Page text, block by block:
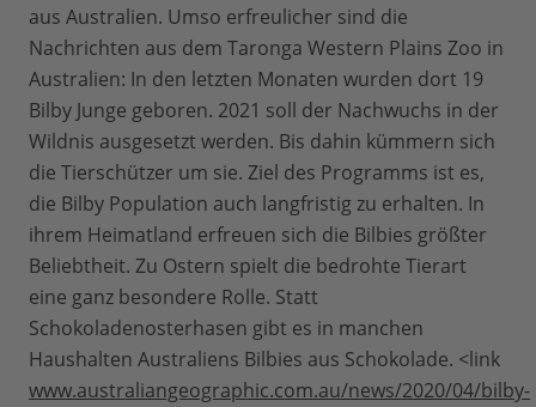
aus Australien. Umso erfreulicher sind die
Nachrichten aus dem Taronga Western Plains Zoo in
Australien: In den letzten Monaten wurden dort 19
Bilby Junge geboren. 2021 soll der Nachwuchs in der
Wildnis ausgesetzt werden. Bis dahin kümmern sich
die Tierschützer um sie. Ziel des Programms ist es,
die Bilby Population auch langfristig zu erhalten. In
ihrem Heimatland erfreuen sich die Bilbies größter
Beliebtheit. Zu Ostern spielt die bedrohte Tierart
eine ganz besondere Rolle. Statt
Schokoladenosterhasen gibt es in manchen
Haushalten Australiens Bilbies aus Schokolade. <link
www.australiangeographic.com.au/news/2020/04/bilby-